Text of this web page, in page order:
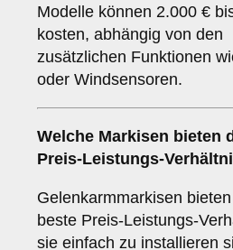
Modelle können 2.000 €
kosten, abhängig von den
zusätzlichen Funktionen
oder Windsensoren.
Welche Markisen bieten
Preis-Leistungs-
Gelenkarmmarkisen
beste Preis-Leistungs-
sie einfach zu installieren